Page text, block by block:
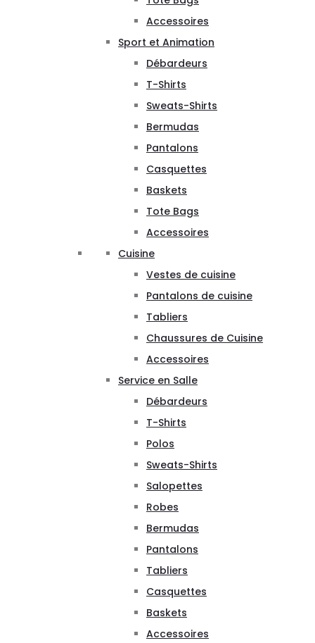
Accessoires
Sport et Animation
Débardeurs
T-Shirts
Sweats-Shirts
Bermudas
Pantalons
Casquettes
Baskets
Tote Bags
Accessoires
Cuisine
Vestes de cuisine
Pantalons de cuisine
Tabliers
Chaussures de Cuisine
Accessoires
Service en Salle
Débardeurs
T-Shirts
Polos
Sweats-Shirts
Salopettes
Robes
Bermudas
Pantalons
Tabliers
Casquettes
Baskets
Accessoires